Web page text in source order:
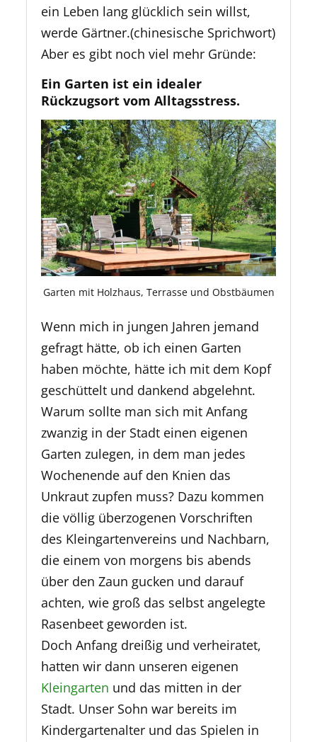
ein Leben lang glücklich sein willst,
werde Gärtner.(chinesische Sprichwort)
Aber es gibt noch viel mehr Gründe:
Ein Garten ist ein idealer
Rückzugsort vom Alltagsstress.
Garten mit Holzhaus, Terrasse und Obstbäumen
Wenn mich in jungen Jahren jemand
gefragt hätte, ob ich einen Garten
haben möchte, hätte ich mit dem Kopf
geschüttelt und dankend abgelehnt.
Warum sollte man sich mit Anfang
zwanzig in der Stadt einen eigenen
Garten zulegen, in dem man jedes
Wochenende auf den Knien das
Unkraut zupfen muss? Dazu kommen
die völlig überzogenen Vorschriften
des Kleingartenvereins und Nachbarn,
die einem von morgens bis abends
über den Zaun gucken und darauf
achten, wie groß das selbst angelegte
Rasenbeet geworden ist.
Doch Anfang dreißig und verheiratet,
hatten wir dann unseren eigenen
Kleingarten und das mitten in der
Stadt. Unser Sohn war bereits im
Kindergartenalter und das Spielen in